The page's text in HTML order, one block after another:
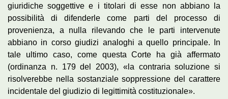
giuridiche soggettive e i titolari di esse non abbiano la
possibilità di difenderle come parti del processo di
provenienza, a nulla rilevando che le parti intervenute
abbiano in corso giudizi analoghi a quello principale. In
tale ultimo caso, come questa Corte ha già affermato
(ordinanza n. 179 del 2003), «la contraria soluzione si
risolverebbe nella sostanziale soppressione del carattere
incidentale del giudizio di legittimità costituzionale».